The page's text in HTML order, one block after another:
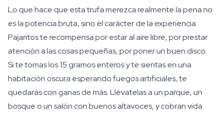
Lo que hace que esta trufa merezca realmente la pena no
es la potencia bruta, sino el carácter de la experiencia.
Pajaritos te recompensa por estar al aire libre, por prestar
atención a las cosas pequeñas, por poner un buen disco.
Si te tomas los 15 gramos enteros y te sientas en una
habitación oscura esperando fuegos artificiales, te
quedarás con ganas de más. Llévatelas a un parque, un
bosque o un salón con buenos altavoces, y cobran vida.